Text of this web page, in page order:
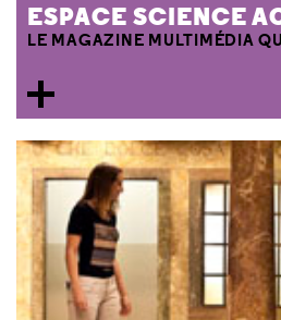
ESPACE SCIENCE
LE MAGAZINE MULTIMÉDIA